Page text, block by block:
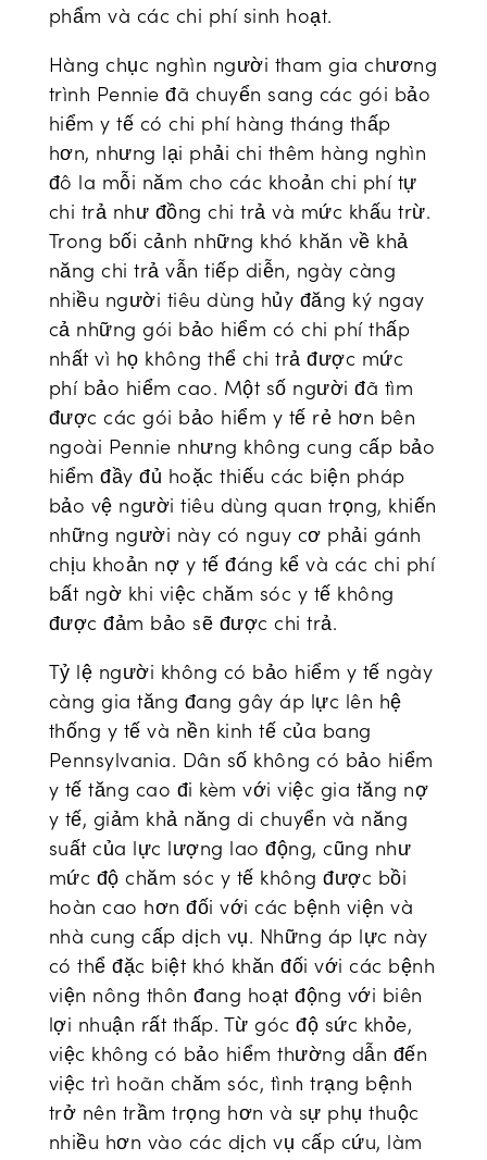
phẩm và các chi phí sinh hoạt.
Hàng chục nghìn người tham gia chương
trình Pennie đã chuyển sang các gói bảo
hiểm y tế có chi phí hàng tháng thấp
hơn, nhưng lại phải chi thêm hàng nghìn
đô la mỗi năm cho các khoản chi phí tự
chi trả như đồng chi trả và mức khấu trừ.
Trong bối cảnh những khó khăn về khả
năng chi trả vẫn tiếp diễn, ngày càng
nhiều người tiêu dùng hủy đăng ký ngay
cả những gói bảo hiểm có chi phí thấp
nhất vì họ không thể chi trả được mức
phí bảo hiểm cao. Một số người đã tìm
được các gói bảo hiểm y tế rẻ hơn bên
ngoài Pennie nhưng không cung cấp bảo
hiểm đầy đủ hoặc thiếu các biện pháp
bảo vệ người tiêu dùng quan trọng, khiến
những người này có nguy cơ phải gánh
chịu khoản nợ y tế đáng kể và các chi phí
bất ngờ khi việc chăm sóc y tế không
được đảm bảo sẽ được chi trả.
Tỷ lệ người không có bảo hiểm y tế ngày
càng gia tăng đang gây áp lực lên hệ
thống y tế và nền kinh tế của bang
Pennsylvania. Dân số không có bảo hiểm
y tế tăng cao đi kèm với việc gia tăng nợ
y tế, giảm khả năng di chuyển và năng
suất của lực lượng lao động, cũng như
mức độ chăm sóc y tế không được bồi
hoàn cao hơn đối với các bệnh viện và
nhà cung cấp dịch vụ. Những áp lực này
có thể đặc biệt khó khăn đối với các bệnh
viện nông thôn đang hoạt động với biên
lợi nhuận rất thấp. Từ góc độ sức khỏe,
việc không có bảo hiểm thường dẫn đến
việc trì hoãn chăm sóc, tình trạng bệnh
trở nên trầm trọng hơn và sự phụ thuộc
nhiều hơn vào các dịch vụ cấp cứu, làm